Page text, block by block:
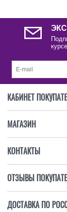
КАБИНЕТ
МАГАЗИН
КОНТАКТЫ
ОТЗЫВЫ
ДОСТАВКА ПО